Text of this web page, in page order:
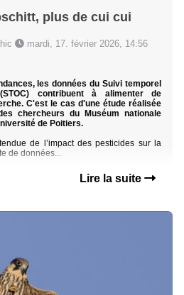
plus de cui cui
mardi, 17. février 2026, 14:56
les données du Suivi temporel
contribuent à alimenter de
C'est le cas d'une étude réalisée
chercheurs du Muséum nationale
de Poitiers.
de l’impact des pesticides sur la
de données...
Lire la suite